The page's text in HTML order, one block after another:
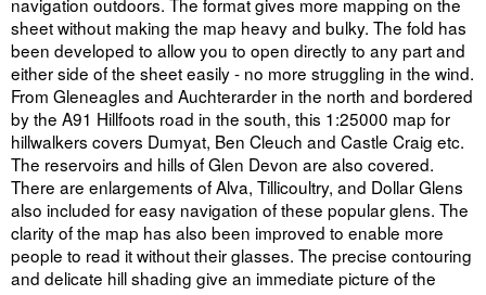
sheet without making the map heavy and bulky. The fold has
been developed to allow you to open directly to any part and
either side of the sheet easily - no more struggling in the wind.
From Gleneagles and Auchterarder in the north and bordered
by the A91 Hillfoots road in the south, this 1:25000 map for
hillwalkers covers Dumyat, Ben Cleuch and Castle Craig etc.
The reservoirs and hills of Glen Devon are also covered.
There are enlargements of Alva, Tillicoultry, and Dollar Glens
also included for easy navigation of these popular glens. The
clarity of the map has also been improved to enable more
people to read it without their glasses. The precise contouring
and delicate hill shading give an immediate picture of the